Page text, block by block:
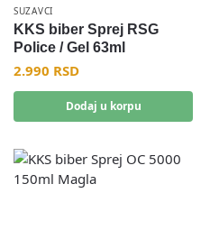
SUZAVCI
KKS biber Sprej RSG
Police / Gel 63ml
2.990 RSD
Dodaj u korpu